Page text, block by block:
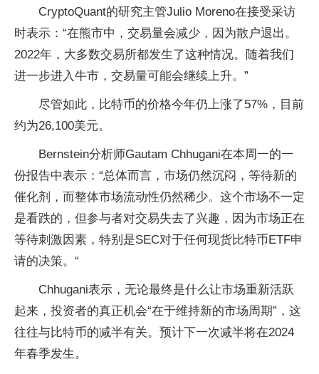
CryptoQuant的研究主管Julio Moreno在接受采访
时表示：“在熊市中，交易量会减少，因为散户退出。
2022年，大多数交易所都发生了这种情况。随着我们
进一步进入牛市，交易量可能会继续上升。”
尽管如此，比特币的价格今年仍上涨了57%，目前
约为26,100美元。
Bernstein分析师Gautam Chhugani在本周一的一
份报告中表示：“总体而言，市场仍然沉闷，等待新的
催化剂，而整体市场流动性仍然稀少。这个市场不一定
是看跌的，但参与者对交易失去了兴趣，因为市场正在
等待刺激因素，特别是SEC对于任何现货比特币ETF申
请的决策。“
Chhugani表示，无论最终是什么让市场重新活跃
起来，投资者的真正机会“在于维持新的市场周期”，这
往往与比特币的减半有关。预计下一次减半将在2024
年春季发生。